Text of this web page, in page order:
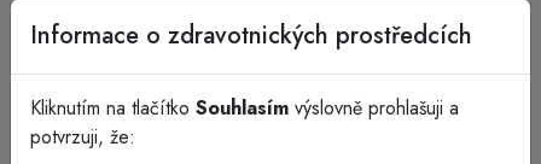
3M Kabel k neutrální elektrodě
21174LE pro Valleylab
3M Kabel k neutrální elektrodě 21174LE pro Valleylab
Informace o zdravotnických prostředcích
Kliknutím na tlačítko Souhlasím výslovně prohlašuji a
potvrzuji, že: